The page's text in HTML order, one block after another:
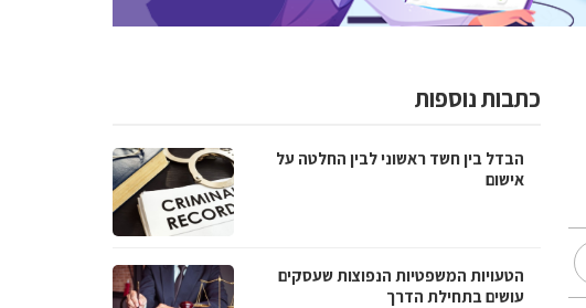
כתבות נוספות
הבדל בין חשד ראשוני לבין החלטה על
אישום
הטעויות המשפטיות הנפוצות שעסקים
עושים בתחילת הדרך